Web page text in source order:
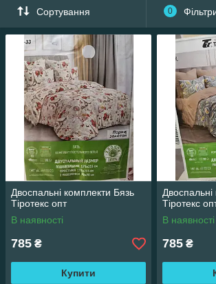
нехай гарна якісна білизна приносить
ольсть Весь асортимент на нашому сайті
Розміри простирадло 180*215,підковдра-
70*70-2 шт. Мінімальне оптове замовлення
комплектів. Післяплати "Нова Пошта" після
на карту Приват Банку. відправлення
Поштою після 100% оплати
Сортування 0
Двоспальні комплекти Бязь
Тіротекс опт
В наявності
785 ₴
Купити
Тіротекс
В наявності
785 ₴